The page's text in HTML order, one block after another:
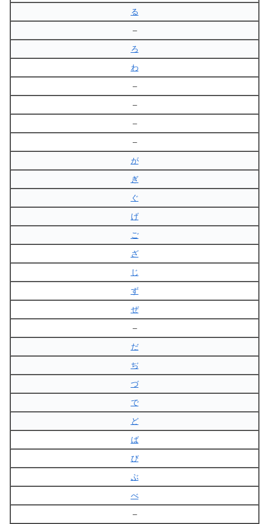
る
–
ろ
わ
–
–
–
–
が
ぎ
ぐ
げ
ご
ざ
じ
ず
ぜ
–
だ
ぢ
づ
で
ど
ば
び
ぶ
べ
–